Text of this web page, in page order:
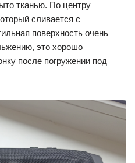
тканью. По центру
сливается с
поверхность очень
это хорошо
после погружении под